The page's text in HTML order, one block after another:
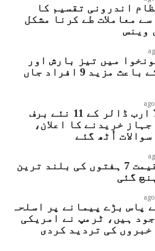
اندرونی تقسیم کا
معاملات طے کرنا مشکل
وینس
میں تیز بارش اور
فلش فلڈ کے باعث مزید 9 افراد جاں
ٹرمپ کا 7 ارب ڈالر کے 11 نئے برف
خریدنے کا اعلان،
اُٹھ گئے
سونے کی قیمت 7 ہفتوں کی بلند ترین
گئی
پاس بڑے پیمانے پر اسلحہ
ہیں، ٹرمپ نے امریکی
خبروں کی تردید کردی